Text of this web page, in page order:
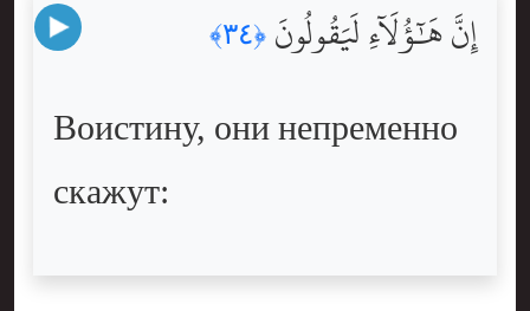
إِنَّ هَٰٓؤُلَآءِ لَيَقُولُونَ ﴿٣٤﴾
Воистину, они непременно
скажут: